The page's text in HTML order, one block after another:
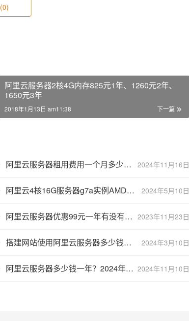
(0)
阿里云服务器2核4G内存825元1年、1260元2年、
1650元3年
下一篇
2018年1月13日 am11:38
2024年11月16日
阿里云服务器租用费用一个月多少钱？2024年11月最新价格
2024年5月10日
阿里云4核16G服务器g7a实例AMD大使特惠价格1675元一年
2023年11月23日
阿里云服务器优惠99元一年有没有坑？为什么便宜？
2024年3月10日
搭建网站使用阿里云服务器多少钱一年？
2024年11月10日
阿里云服务器多少钱一年？2024年11月双十一价格也太优惠了！